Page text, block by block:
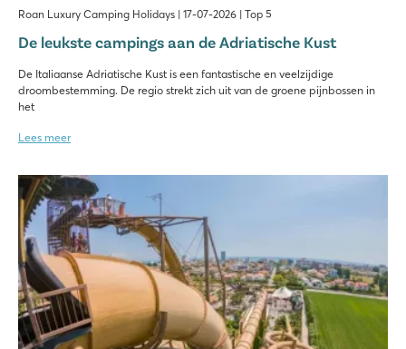
Roan Luxury Camping Holidays | 17-07-2026 | Top 5
De leukste campings aan de Adriatische Kust
De Italiaanse Adriatische Kust is een fantastische en veelzijdige
droombestemming. De regio strekt zich uit van de groene pijnbossen in
het
Lees meer